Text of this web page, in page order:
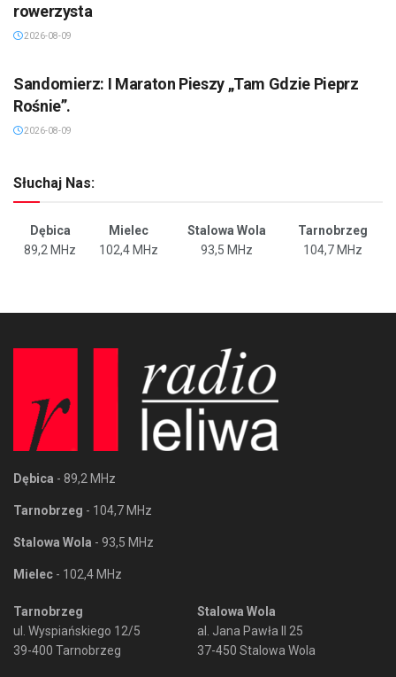
rowerzysta
2026-08-09
Sandomierz: I Maraton Pieszy „Tam Gdzie Pieprz
Rośnie”.
2026-08-09
Słuchaj Nas:
Dębica Mielec Stalowa Wola
Tarnobrzeg
89,2 MHz
102,4 MHz 93,5 MHz 104,7 MHz
Dębica - 89,2 MHz
Tarnobrzeg - 104,7 MHz
Stalowa Wola - 93,5 MHz
Mielec - 102,4 MHz
Tarnobrzeg
ul. Wyspiańskiego 12/5
39-400 Tarnobrzeg
Stalowa Wola
al. Jana Pawła II 25
37-450 Stalowa Wola